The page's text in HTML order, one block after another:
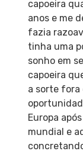
capoeira
anos e me
fazia
tinha uma
sonho em
capoeira
a sorte fora
Europa
mundial e